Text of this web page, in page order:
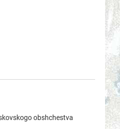
obshchestvа